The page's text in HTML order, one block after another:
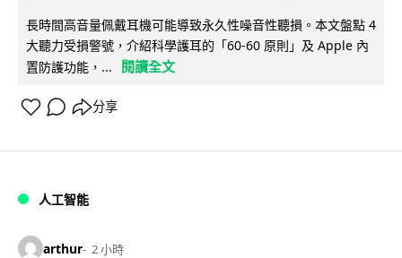
長時間高音量佩戴耳機可能導致永久性噪音性聽損。本文盤點 4
大聽力受損警號，介紹科學護耳的「60-60 原則」及 Apple 內
置防護功能，...
閱讀全文
分享
人工智能
arthur 2 小時